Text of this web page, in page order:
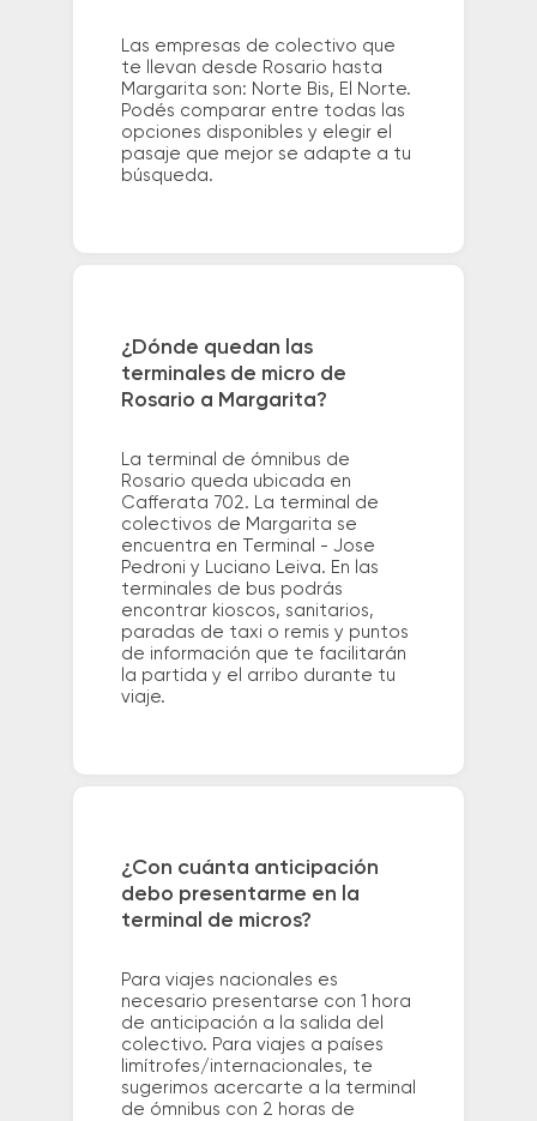
Las empresas de colectivo que
te llevan desde Rosario hasta
Margarita son: Norte Bis, El Norte.
Podés comparar entre todas las
opciones disponibles y elegir el
pasaje que mejor se adapte a tu
búsqueda.
¿Dónde quedan las
terminales de micro de
Rosario a Margarita?
La terminal de ómnibus de
Rosario queda ubicada en
Cafferata 702. La terminal de
colectivos de Margarita se
encuentra en Terminal - Jose
Pedroni y Luciano Leiva. En las
terminales de bus podrás
encontrar kioscos, sanitarios,
paradas de taxi o remis y puntos
de información que te facilitarán
la partida y el arribo durante tu
viaje.
¿Con cuánta anticipación
debo presentarme en la
terminal de micros?
Para viajes nacionales es
necesario presentarse con 1 hora
de anticipación a la salida del
colectivo. Para viajes a países
limítrofes/internacionales, te
sugerimos acercarte a la terminal
de ómnibus con 2 horas de